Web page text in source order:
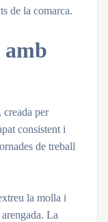
de la comarca.
per
consistent i
de treball
la molla i
La